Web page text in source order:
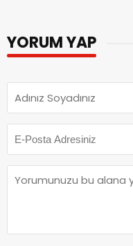
YORUM YAP